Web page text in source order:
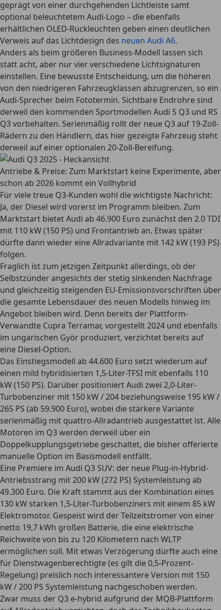
geprägt von einer durchgehenden Lichtleiste samt
optional beleuchtetem Audi-Logo – die ebenfalls
erhältlichen OLED-Rückleuchten geben einen deutlichen
Verweis auf das Lichtdesign des neuen Audi A6.
Anders als beim größeren Business-Modell lassen sich
statt acht, aber nur vier verschiedene Lichtsignaturen
einstellen. Eine bewusste Entscheidung, um die höheren
von den niedrigeren Fahrzeugklassen abzugrenzen, so ein
Audi-Sprecher beim Fototermin. Sichtbare Endrohre sind
derweil den kommenden Sportmodellen Audi S Q3 und RS
Q3 vorbehalten. Serienmäßig rollt der neue Q3 auf 19-Zoll-
Rädern zu den Händlern, das hier gezeigte Fahrzeug steht
derweil auf einer optionalen 20-Zoll-Bereifung.
Antriebe & Preise: Zum Marktstart keine Experimente, aber
schon ab 2026 kommt ein Vollhybrid
Für viele treue Q3-Kunden wohl die wichtigste Nachricht:
Ja, der Diesel wird vorerst im Programm bleiben. Zum
Marktstart bietet Audi ab 46.900 Euro zunächst den 2.0 TDI
mit 110 kW (150 PS) und Frontantrieb an. Etwas später
dürfte dann wieder eine Allradvariante mit 142 kW (193 PS)
folgen.
Fraglich ist zum jetzigen Zeitpunkt allerdings, ob der
Selbstzünder angesichts der stetig sinkenden Nachfrage
und gleichzeitig steigenden EU-Emissionsvorschriften über
die gesamte Lebensdauer des neuen Modells hinweg im
Angebot bleiben wird. Denn bereits der Plattform-
Verwandte Cupra Terramar, vorgestellt 2024 und ebenfalls
im ungarischen Györ produziert, verzichtet bereits auf
eine Diesel-Option.
Das Einstiegsmodell ab 44.600 Euro setzt wiederum auf
einen mild hybridisierten 1,5-Liter-TFSI mit ebenfalls 110
kW (150 PS). Darüber positioniert Audi zwei 2,0-Liter-
Turbobenziner mit 150 kW / 204 beziehungsweise 195 kW /
265 PS (ab 59.900 Euro), wobei die stärkere Variante
serienmäßig mit quattro-Allradantrieb ausgestattet ist. Alle
Motoren im Q3 werden derweil über ein
Doppelkupplungsgetriebe geschaltet, die bisher offerierte
manuelle Option im Basismodell entfällt.
Eine Premiere im Audi Q3 SUV: der neue Plug-in-Hybrid-
Antriebsstrang mit 200 kW (272 PS) Systemleistung ab
49.300 Euro. Die Kraft stammt aus der Kombination eines
130 kW starken 1,5-Liter-Turbobenziners mit einem 85 kW
Elektromotor. Gespeist wird der Teilzeitstromer von einer
netto 19,7 kWh großen Batterie, die eine elektrische
Reichweite von bis zu 120 Kilometern nach WLTP
ermöglichen soll. Mit etwas Verzögerung dürfte auch eine
für Dienstwagenberechtigte (es gilt die 0,5-Prozent-
Regelung) preislich noch interessantere Version mit 150
kW / 200 PS Systemleistung nachgeschoben werden.
Zwar muss der Q3 e-hybrid aufgrund der MQB-Plattform